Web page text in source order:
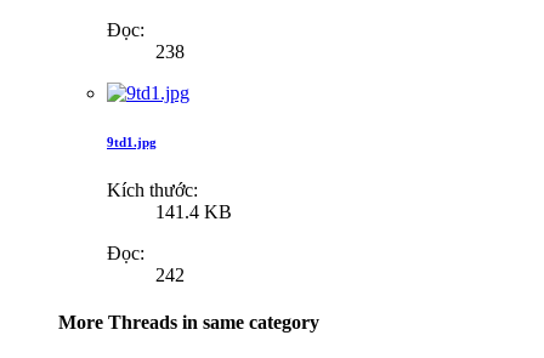
Đọc:
238
9td1.jpg
Kích thước:
141.4 KB
Đọc:
242
More Threads in same category